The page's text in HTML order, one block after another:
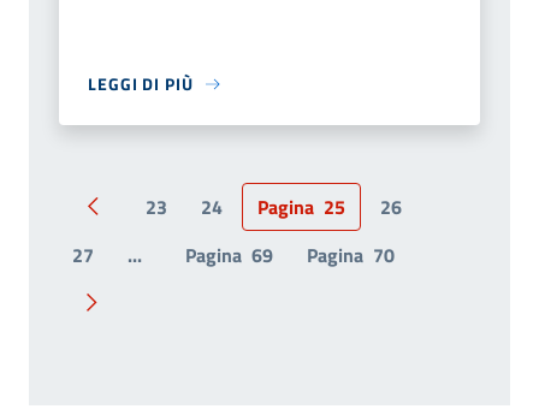
LEGGI DI PIÙ
Pagina precedente
23 24 Pagina 25
26
27
... Pagina 69 Pagina 70
Pagina successiva